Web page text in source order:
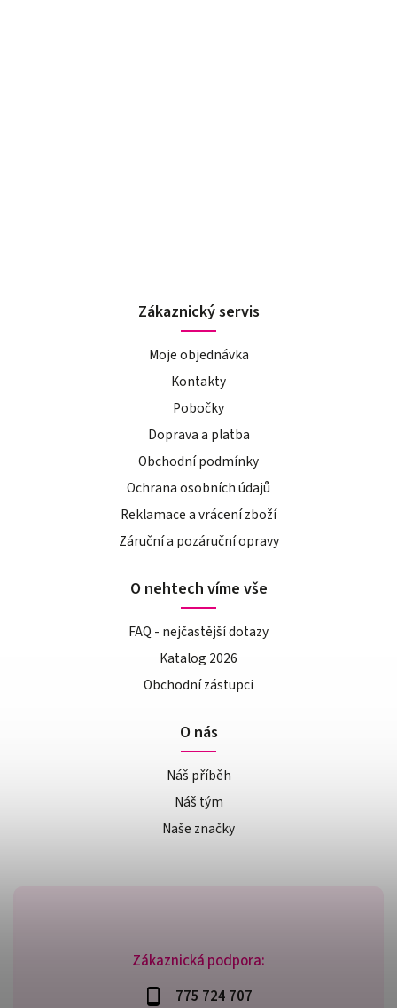
Zákaznická podpora:
775 724 707
Zákaznický servis
Moje objednávka
Kontakty
Pobočky
Doprava a platba
Obchodní podmínky
Ochrana osobních údajů
Reklamace a vrácení zboží
Záruční a pozáruční opravy
O nehtech víme vše
FAQ - nejčastější dotazy
Katalog 2026
Obchodní zástupci
O nás
Náš příběh
Náš tým
Naše značky